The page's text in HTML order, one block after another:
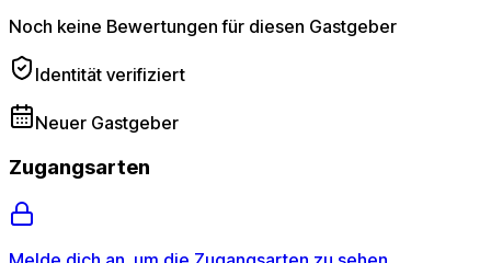
Noch keine Bewertungen für diesen Gastgeber
Identität verifiziert
Neuer Gastgeber
Zugangsarten